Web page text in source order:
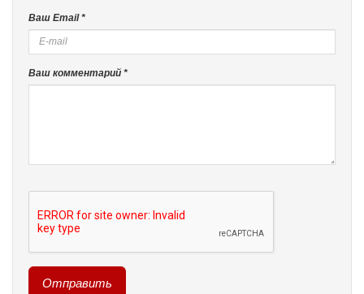
Ваш Email *
Ваш комментарий *